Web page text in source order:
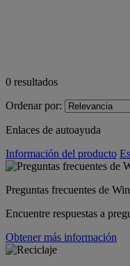
0 resultados
Ordenar por:
Enlaces de autoayuda
Información del producto
Preguntas frecuentes de
Encuentre respuestas a
Obtener más información